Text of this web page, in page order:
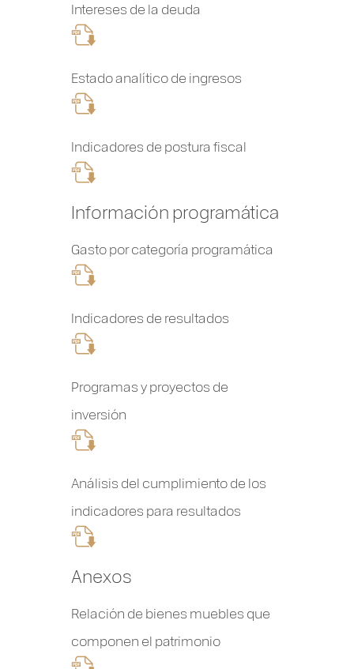
Intereses de la deuda
Estado analítico de ingresos
Indicadores de postura fiscal
Información programática
Gasto por categoría programática
Indicadores de resultados
Programas y proyectos de
inversión
Análisis del cumplimiento de los
indicadores para resultados
Anexos
Relación de bienes muebles que
componen el patrimonio